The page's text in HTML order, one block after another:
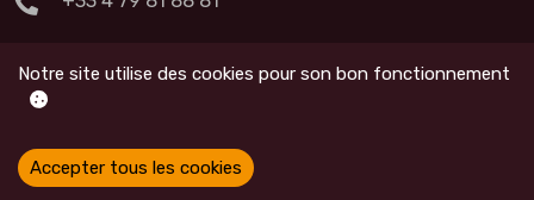
Notre site utilise des cookies pour son bon fonctionnement
Accepter tous les cookies